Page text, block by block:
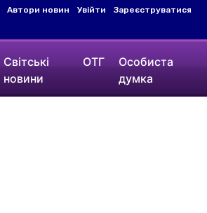
Автори новин Увійти Зареєструватися
Світські
новини
ОТГ
Особиста
думка